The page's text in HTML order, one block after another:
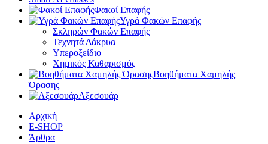
Φακοί Επαφής
Υγρά Φακών Επαφής
Σκληρών Φακών Επαφής
Τεχνητά Δάκρυα
Υπεροξείδιο
Χημικός Καθαρισμός
Βοηθήματα Χαμηλής
Όρασης
Αξεσουάρ
Αρχική
E-SHOP
Άρθρα